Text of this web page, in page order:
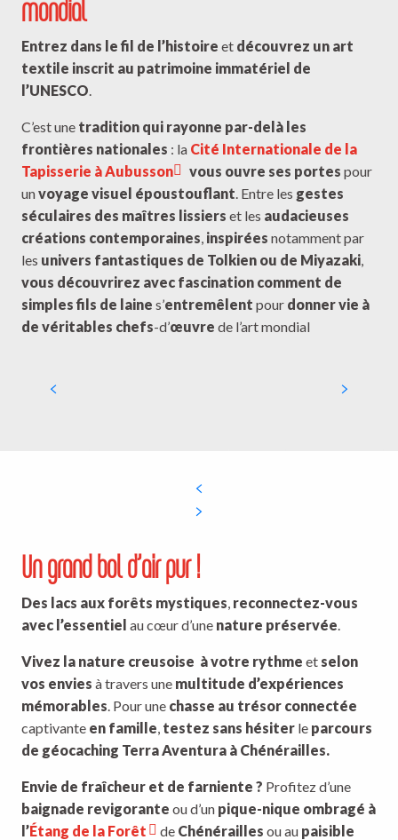
mondial
Entrez dans le fil de l’histoire et découvrez un art
textile inscrit au patrimoine immatériel de
l’UNESCO.
C’est une tradition qui rayonne par-delà les
frontières nationales : la Cité Internationale de la
Tapisserie à Aubusson
vous ouvre ses portes pour
unvoyage visuel époustouflant. Entre les gestes
séculaires des maîtres lissiers et les audacieuses
créations contemporaines, inspirées notamment par
les univers fantastiques de Tolkien ou de Miyazaki,
vous découvrirez avec fascination comment de
simples fils de laine s’entremêlent pour donner vie à
de véritables chefs-d’œuvre de l’art mondial
Un grand bol d’air pur !
Des lacs aux forêts mystiques, reconnectez-vous
avec l’essentiel au cœur d’une nature préservée.
Vivez la nature creusoise à votre rythme et selon
vos envies à travers une multitude d’expériences
mémorables. Pour une chasse au trésor connectée
captivante en famille, testez sans hésiter le parcours
de géocaching Terra Aventura à Chénérailles.
Envie de fraîcheur et de farniente ? Profitez d’une
baignade revigorante ou d’un pique-nique ombragé à
l’Étang de la Forêt de Chénérailles ou au paisible